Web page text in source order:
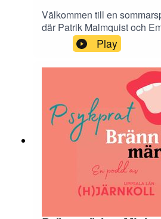
Välkommen till en
där Patrik Malmquist och
de tolv
antologin Brännmärkt.
stigma och den innehåller
bild. I podcasten får vi höra
Play